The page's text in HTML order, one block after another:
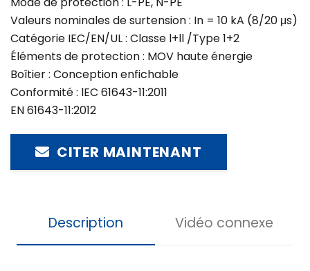
Valeurs nominales de surtension : In = 10 kA (8/20 μs)
Catégorie IEC/EN/UL : Classe l+ll /Type 1+2
Éléments de protection : MOV haute énergie
Boîtier : Conception enfichable
Conformité : lEC 61643-11:2011
EN 61643-11:2012
CITER MAINTENANT
Description Vidéo connexe